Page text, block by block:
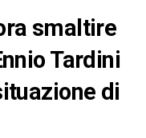
smaltire
Tardini
di